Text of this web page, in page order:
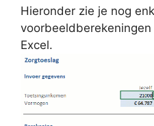
Hieronder zie je nog
Excel.